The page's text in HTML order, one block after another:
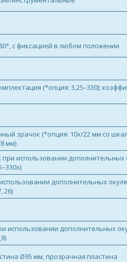
с фиксацией в любом положении
(*опция: 3,25–330);
зрачок (*опция: 10x/22 мм со
мм)
при использовании дополнительных
дополнительных
26)
использовании дополнительных
Ø95 мм, прозрачная пластина